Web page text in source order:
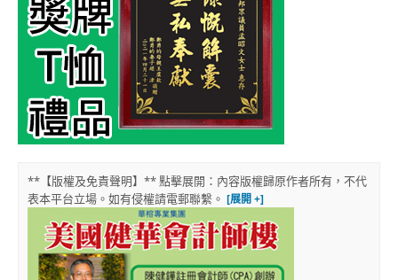
**【版權及免責聲明】** 點擊展開：內容版權歸原作者所有，不代
表本平台立場。如有侵權請電郵聯繫。